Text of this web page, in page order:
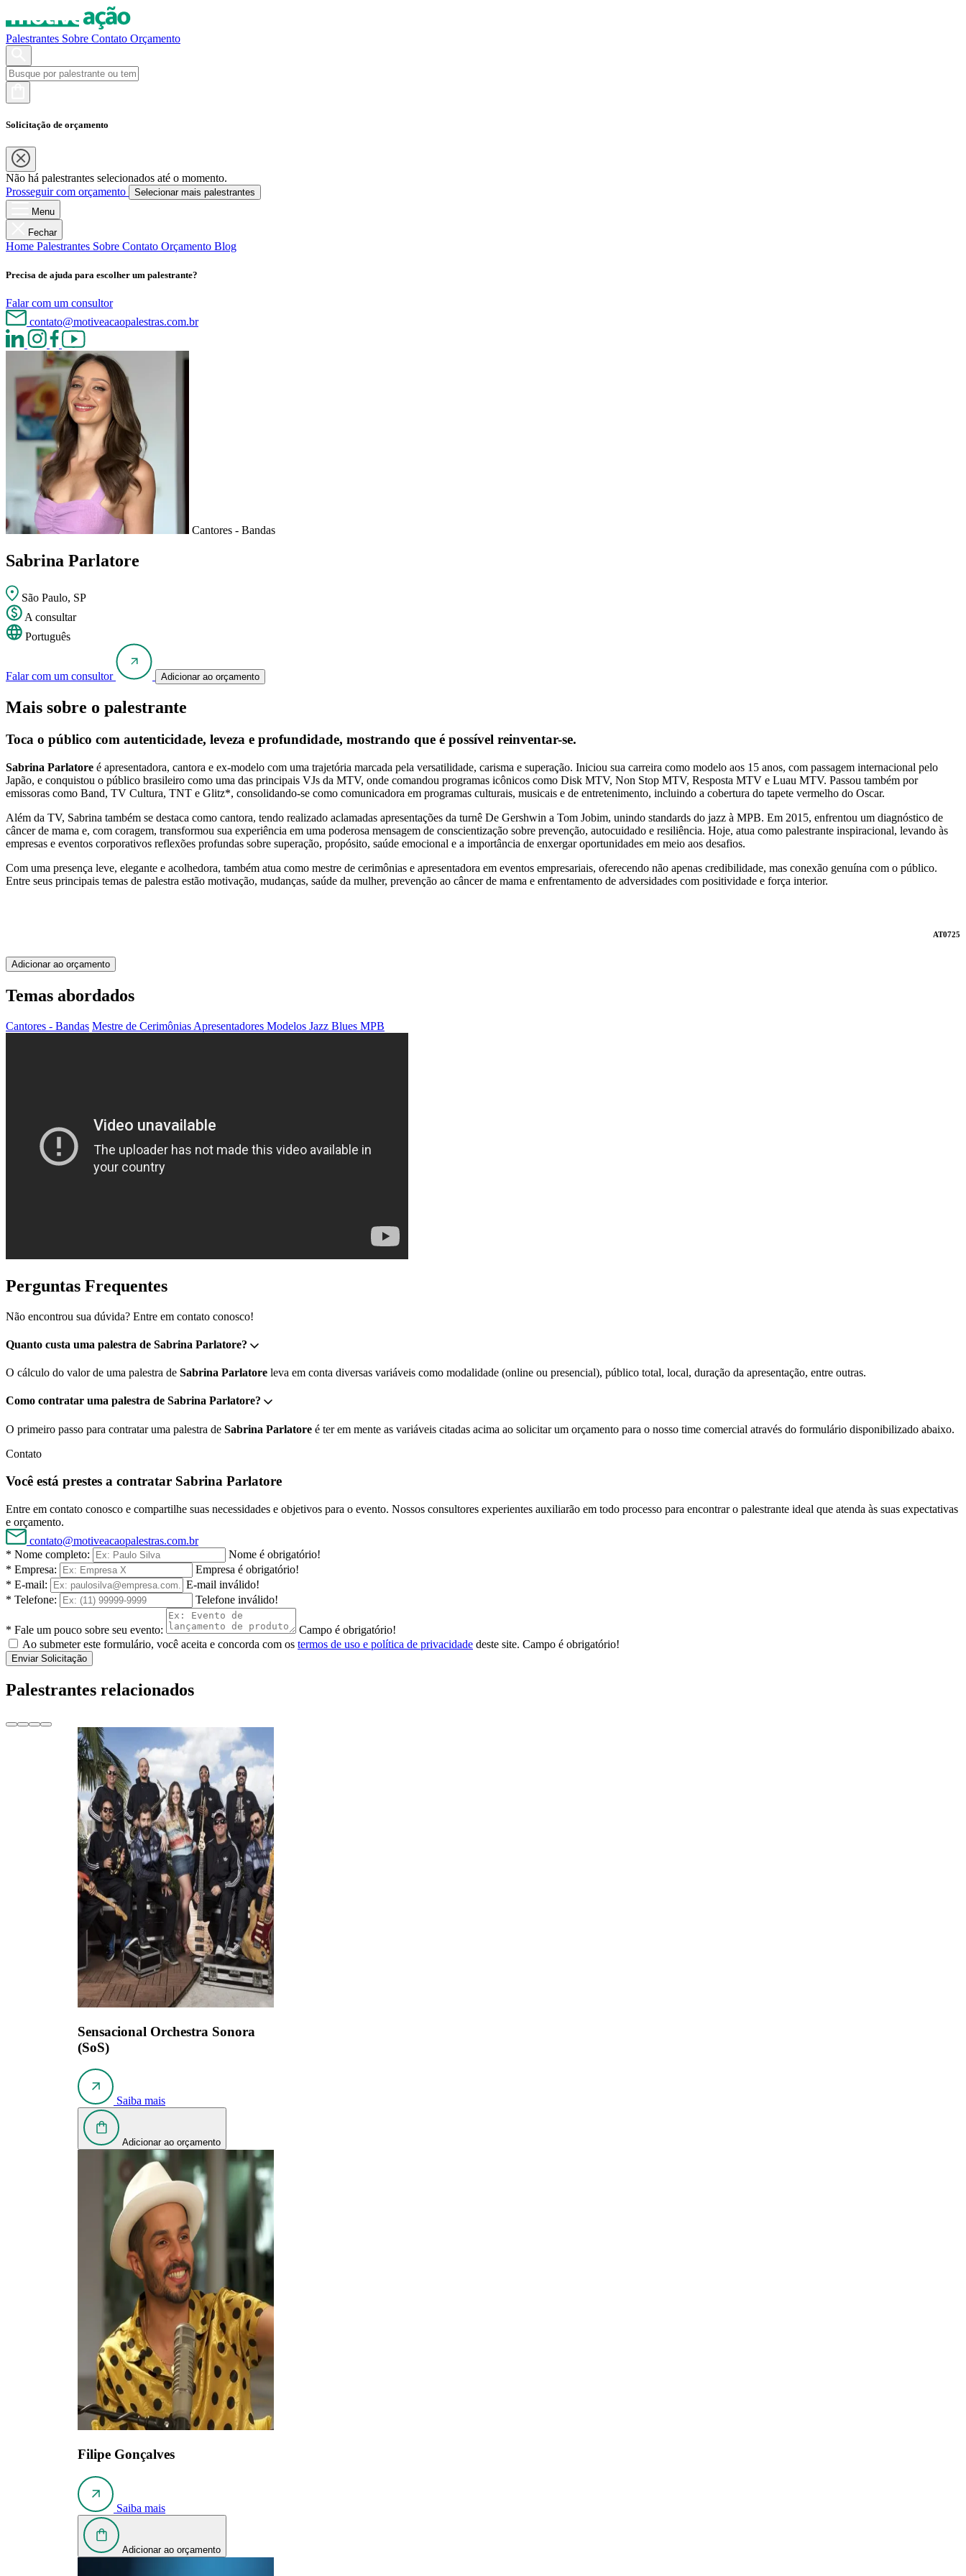
Palestrantes Sobre Contato Orçamento
Solicitação de orçamento
Não há palestrantes selecionados até o momento.
Prosseguir com orçamento
Selecionar mais palestrantes
Menu
Fechar
Home Palestrantes Sobre Contato Orçamento Blog
Precisa de ajuda para escolher um palestrante?
Falar com um consultor
contato@motiveacaopalestras.com.br
Cantores - Bandas
Sabrina Parlatore
São Paulo, SP
A consultar
Português
Falar com um consultor Adicionar ao orçamento
Mais sobre o palestrante
Toca o público com autenticidade, leveza e profundidade, mostrando que é possível reinventar-se.
Sabrina Parlatore é apresentadora, cantora e ex-modelo com uma trajetória marcada pela versatilidade, carisma e superação. Iniciou sua carreira como modelo aos 15 anos, com passagem internacional pelo
Japão, e conquistou o público brasileiro como uma das principais VJs da MTV, onde comandou programas icônicos como Disk MTV, Non Stop MTV, Resposta MTV e Luau MTV. Passou também por
emissoras como Band, TV Cultura, TNT e Glitz*, consolidando-se como comunicadora em programas culturais, musicais e de entretenimento, incluindo a cobertura do tapete vermelho do Oscar.
Além da TV, Sabrina também se destaca como cantora, tendo realizado aclamadas apresentações da turnê De Gershwin a Tom Jobim, unindo standards do jazz à MPB. Em 2015, enfrentou um diagnóstico de
câncer de mama e, com coragem, transformou sua experiência em uma poderosa mensagem de conscientização sobre prevenção, autocuidado e resiliência. Hoje, atua como palestrante inspiracional, levando às
empresas e eventos corporativos reflexões profundas sobre superação, propósito, saúde emocional e a importância de enxergar oportunidades em meio aos desafios.
Com uma presença leve, elegante e acolhedora, também atua como mestre de cerimônias e apresentadora em eventos empresariais, oferecendo não apenas credibilidade, mas conexão genuína com o público.
Entre seus principais temas de palestra estão motivação, mudanças, saúde da mulher, prevenção ao câncer de mama e enfrentamento de adversidades com positividade e força interior.
AT0725
Adicionar ao orçamento
Temas abordados
Cantores - Bandas Mestre de Cerimônias Apresentadores Modelos Jazz Blues MPB
Perguntas Frequentes
Não encontrou sua dúvida? Entre em contato conosco!
Quanto custa uma palestra de Sabrina Parlatore?
O cálculo do valor de uma palestra de Sabrina Parlatore leva em conta diversas variáveis como modalidade (online ou presencial), público total, local, duração da apresentação, entre outras.
Como contratar uma palestra de Sabrina Parlatore?
O primeiro passo para contratar uma palestra de Sabrina Parlatore é ter em mente as variáveis citadas acima ao solicitar um orçamento para o nosso time comercial através do formulário disponibilizado abaixo.
Contato
Você está prestes a contratar Sabrina Parlatore
Entre em contato conosco e compartilhe suas necessidades e objetivos para o evento. Nossos consultores experientes auxiliarão em todo processo para encontrar o palestrante ideal que atenda às suas expectativas
e orçamento.
contato@motiveacaopalestras.com.br
* Nome completo:
Nome é obrigatório!
* Empresa:
Empresa é obrigatório!
* E-mail:
E-mail inválido!
* Telefone:
Telefone inválido!
* Fale um pouco sobre seu evento:
Campo é obrigatório!
Ao submeter este formulário, você aceita e concorda com os termos de uso e política de privacidade deste site. Campo é obrigatório!
Enviar Solicitação
Palestrantes relacionados
Sensacional Orchestra Sonora
(SoS)
Saiba mais
Adicionar ao orçamento
Filipe Gonçalves
Saiba mais
Adicionar ao orçamento